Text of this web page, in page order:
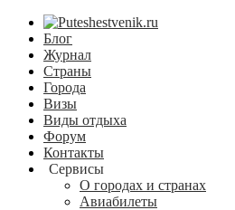
Блог
Журнал
Страны
Города
Визы
Виды отдыха
Форум
Контакты
Сервисы
О городах и странах
Авиабилеты